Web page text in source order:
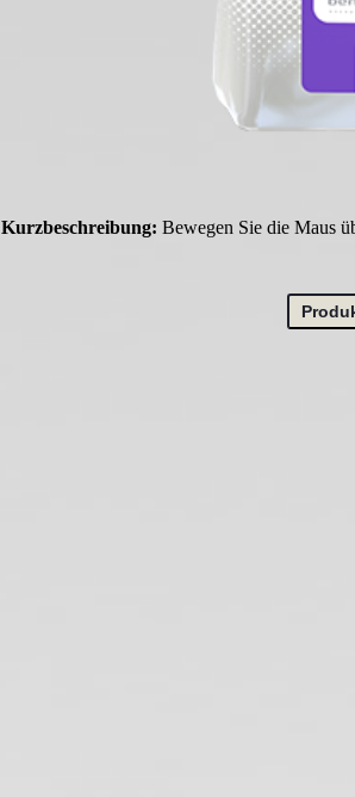
Kurzbeschreibung: Bewegen Sie die Maus